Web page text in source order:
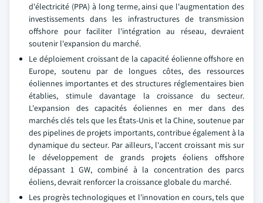
d'électricité (PPA) à long terme, ainsi que l'augmentation des
investissements dans les infrastructures de transmission
offshore pour faciliter l'intégration au réseau, devraient
soutenir l'expansion du marché.
Le déploiement croissant de la capacité éolienne offshore en
Europe, soutenu par de longues côtes, des ressources
éoliennes importantes et des structures réglementaires bien
établies, stimule davantage la croissance du secteur.
L'expansion des capacités éoliennes en mer dans des
marchés clés tels que les États-Unis et la Chine, soutenue par
des pipelines de projets importants, contribue également à la
dynamique du secteur. Par ailleurs, l'accent croissant mis sur
le développement de grands projets éoliens offshore
dépassant 1 GW, combiné à la concentration des parcs
éoliens, devrait renforcer la croissance globale du marché.
Les progrès technologiques et l'innovation en cours, tels que